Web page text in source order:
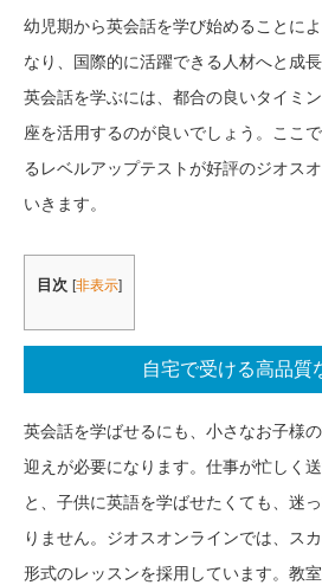
幼児期から英会話を学び始めることに
なり、国際的に活躍できる人材へと成
英会話を学ぶには、都合の良いタイミ
座を活用するのが良いでしょう。ここ
るレベルアップテストが好評のジオス
いきます。
目次 [非表示]
自宅で受ける高品質
英会話を学ばせるにも、小さなお子様
迎えが必要になります。仕事が忙しく
と、子供に英語を学ばせたくても、迷
りません。ジオスオンラインでは、ス
形式のレッスンを採用しています。教